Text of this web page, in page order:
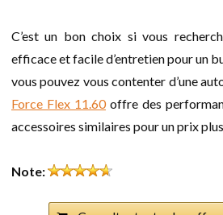
C’est un bon choix si vous
efficace et facile d’entretien pour un
vous pouvez vous contenter d’une
Force Flex 11.60offre des
accessoires similaires pour un prix
Note: